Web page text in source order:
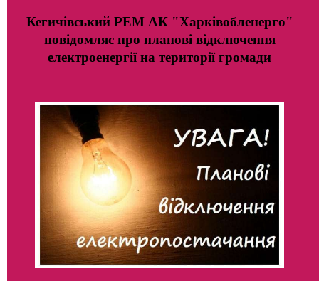
Кегичівський РЕМ АК "Харківобленерго"
повідомляє про планові відключення
електроенергії на території громади